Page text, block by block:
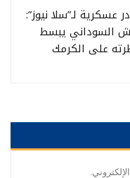
عسكرية لـ”سلا نيوز”:
السوداني يبسط
على الكرمك